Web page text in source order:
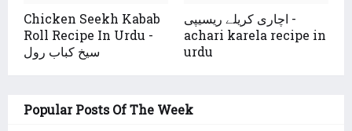
Chicken Seekh Kabab
Roll Recipe In Urdu -
سیخ کباب رول
اچاری کریلے ریسیپی -
achari karela recipe in
urdu
Popular Posts Of The Week